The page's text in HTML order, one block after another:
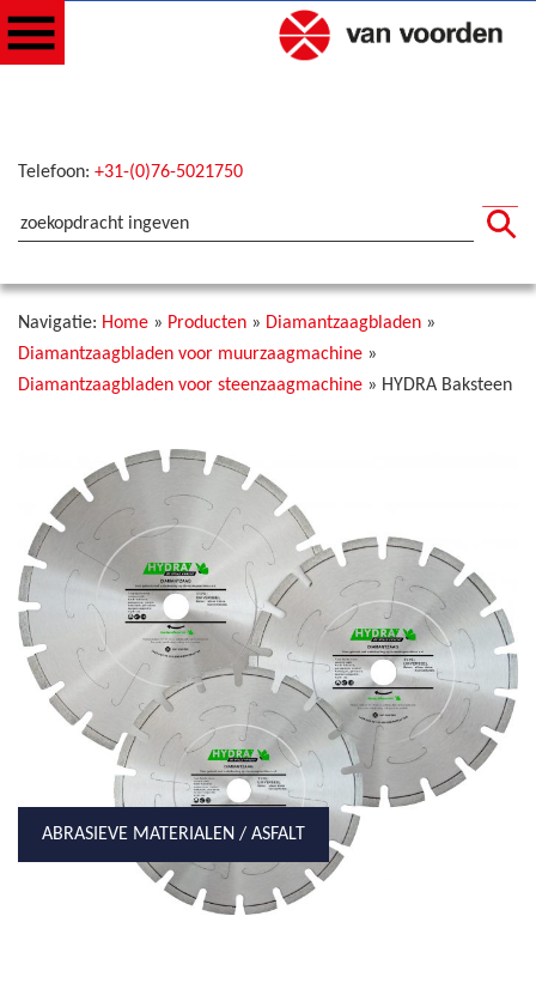
Telefoon: +31-(0)76-5021750
Navigatie: Home » Producten » Diamantzaagbladen »
Diamantzaagbladen voor muurzaagmachine »
Diamantzaagbladen voor steenzaagmachine » HYDRA Baksteen
ABRASIEVE MATERIALEN / ASFALT